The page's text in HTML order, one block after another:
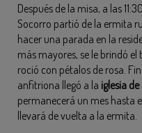
Después de la misa, a las
Socorro partió de la ermita
hacer una parada en la
más mayores, se le brindó
roció con pétalos de rosa.
anfitriona llegó a la iglesia
permanecerá un mes hasta
llevará de vuelta a la ermita.